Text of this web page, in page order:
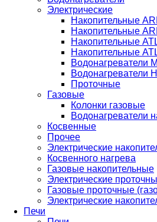
Электрические
Накопительные
Накопительные
Накопительные
Накопительные
Водонагреватели
Водонагреватели
Проточные
Газовые
Колонки газовые
Водонагреватели
Косвенные
Прочее
Электрические
Косвенного нагрева
Газовые накопительные
Электрические
Газовые проточные
Электрические
Печи